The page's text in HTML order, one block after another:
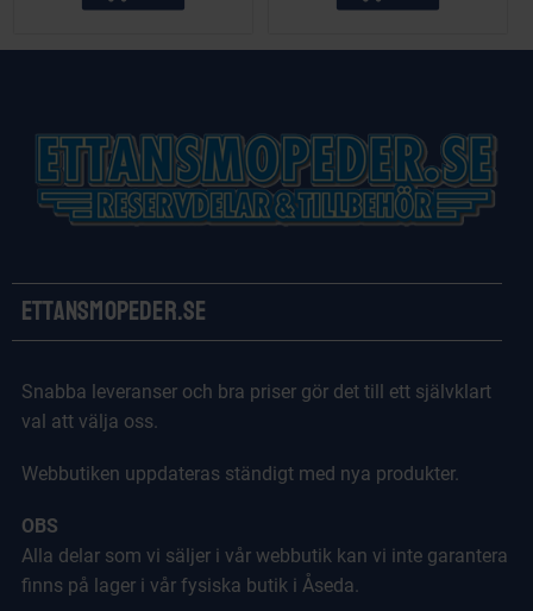
Ettansmopeder.se
Snabba leveranser och bra priser gör det till ett självklart
val att välja oss.
Webbutiken uppdateras ständigt med nya produkter.
OBS
Alla delar som vi säljer i vår webbutik kan vi inte garantera
finns på lager i vår fysiska butik i Åseda.